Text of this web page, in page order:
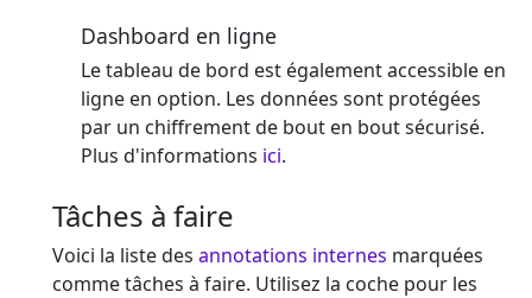
Dashboard en ligne
Le tableau de bord est également accessible en
ligne en option. Les données sont protégées
par un chiffrement de bout en bout sécurisé.
Plus d'informations ici.
Tâches à faire
Voici la liste des annotations internes marquées
comme tâches à faire. Utilisez la coche pour les